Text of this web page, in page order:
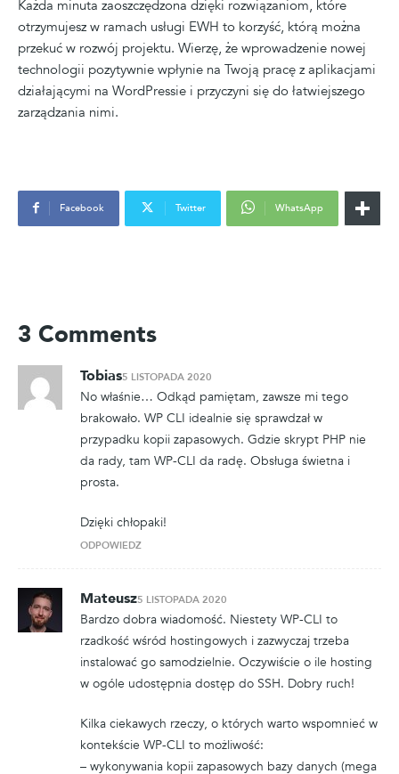
Każda minuta zaoszczędzona dzięki rozwiązaniom, które
otrzymujesz w ramach usługi EWH to korzyść, którą można
przekuć w rozwój projektu. Wierzę, że wprowadzenie nowej
technologii pozytywnie wpłynie na Twoją pracę z aplikacjami
działającymi na WordPressie i przyczyni się do łatwiejszego
zarządzania nimi.
Facebook Twitter WhatsApp
3 Comments
Tobias5 LISTOPADA 2020
No właśnie… Odkąd pamiętam, zawsze mi tego
brakowało. WP CLI idealnie się sprawdzał w
przypadku kopii zapasowych. Gdzie skrypt PHP nie
da rady, tam WP-CLI da radę. Obsługa świetna i
prosta.
Dzięki chłopaki!
ODPOWIEDZ
Mateusz5 LISTOPADA 2020
Bardzo dobra wiadomość. Niestety WP-CLI to
rzadkość wśród hostingowych i zazwyczaj trzeba
instalować go samodzielnie. Oczywiście o ile hosting
w ogóle udostępnia dostęp do SSH. Dobry ruch!
Kilka ciekawych rzeczy, o których warto wspomnieć w
kontekście WP-CLI to możliwość:
– wykonywania kopii zapasowych bazy danych (mega